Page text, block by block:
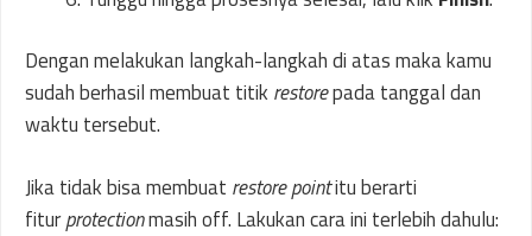
Dengan melakukan langkah-langkah di atas maka kamu
sudah berhasil membuat titik restorepada tanggal dan
waktu tersebut.
Jika tidak bisa membuat restore pointitu berarti
fiturprotectionmasih off. Lakukan cara ini terlebih dahulu: